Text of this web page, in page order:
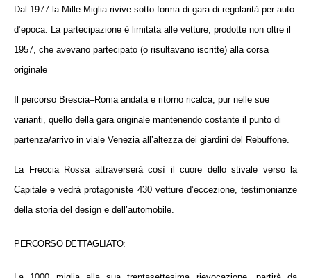
Dal 1977 la Mille Miglia rivive sotto forma di gara di regolarità per auto
d’epoca. La partecipazione è limitata alle vetture, prodotte non oltre il
1957, che avevano partecipato (o risultavano iscritte) alla corsa
originale
Il percorso Brescia–Roma andata e ritorno ricalca, pur nelle sue
varianti, quello della gara originale mantenendo costante il punto di
partenza/arrivo in viale Venezia all’altezza dei giardini del Rebuffone.
La Freccia Rossa attraverserà così il cuore dello stivale verso la
Capitale e vedrà protagoniste 430 vetture d’eccezione, testimonianze
della storia del design e dell’automobile.
PERCORSO DETTAGLIATO: